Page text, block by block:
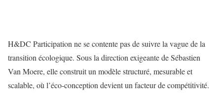
H&DC Participation ne se contente pas de suivre la vague de la
transition écologique. Sous la direction exigeante de Sébastien
Van Moere, elle construit un modèle structuré, mesurable et
scalable, où l’éco-conception devient un facteur de compétitivité.